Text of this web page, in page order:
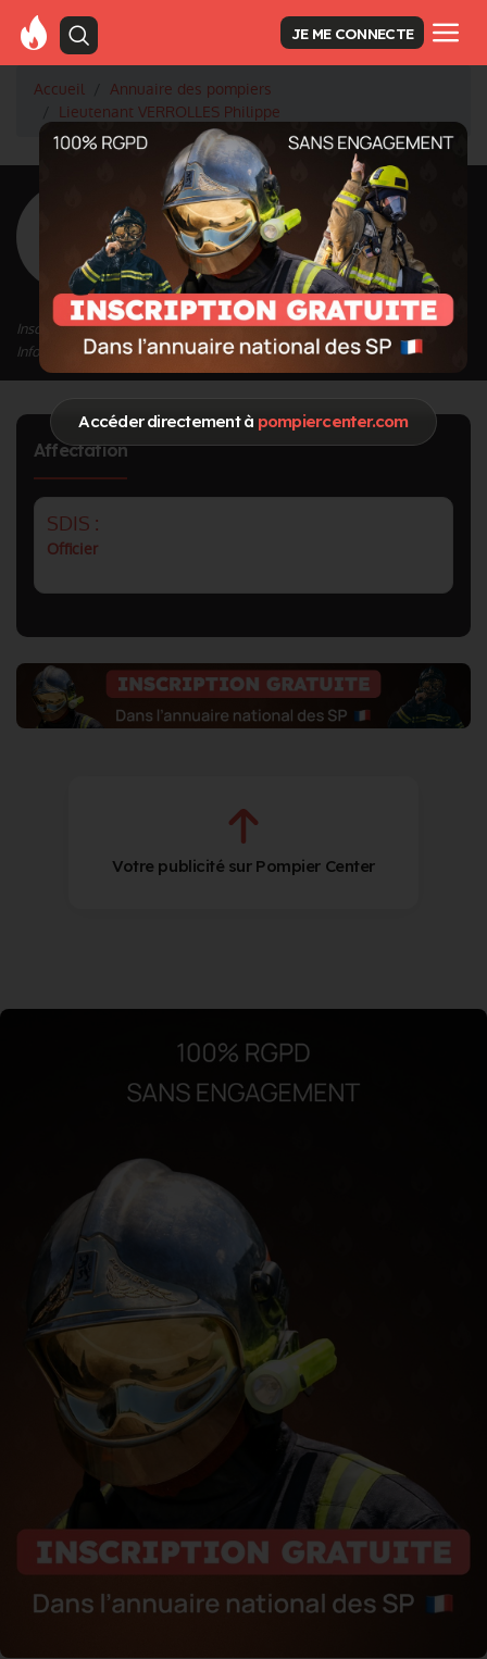
Accéder directement à pompiercenter.com
JE ME CONNECTE
Accueil
Annuaire des pompiers
Lieutenant VERROLLES Philippe
<Retour à la liste des pompiers
VERROLLES
Philippe
Grade : Lieutenant
Inscrit depuis le 01/10/2020 à 17:05
Informations mises à jour le 11/01/2023 à 17:31
Affectation
SDIS :
Officier
Votre publicité sur Pompier Center